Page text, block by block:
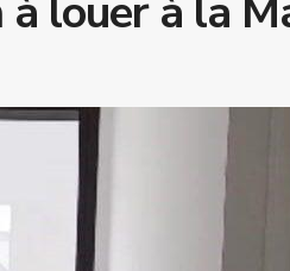
louer à la